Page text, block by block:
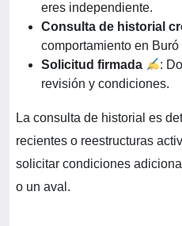
eres independiente.
Consulta de historial
comportamiento en Buró
Solicitud firmada
:
revisión y condiciones.
La consulta de historial es
recientes o reestructuras
solicitar condiciones
o un aval.